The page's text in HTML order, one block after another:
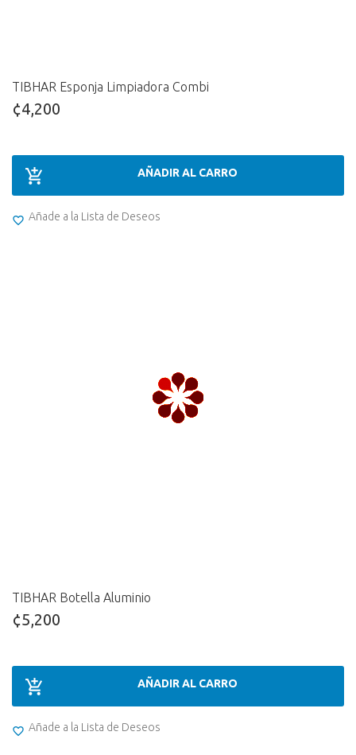
TIBHAR Esponja Limpiadora Combi
¢4,200
AÑADIR AL CARRO
Añade a la Lista de Deseos
TIBHAR Botella Aluminio
¢5,200
AÑADIR AL CARRO
Añade a la Lista de Deseos